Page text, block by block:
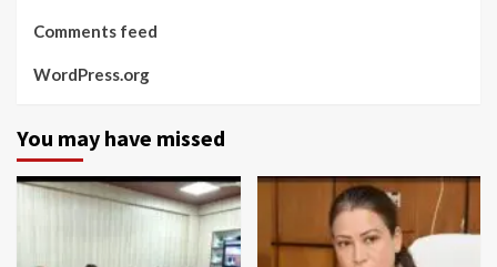
Comments feed
WordPress.org
You may have missed